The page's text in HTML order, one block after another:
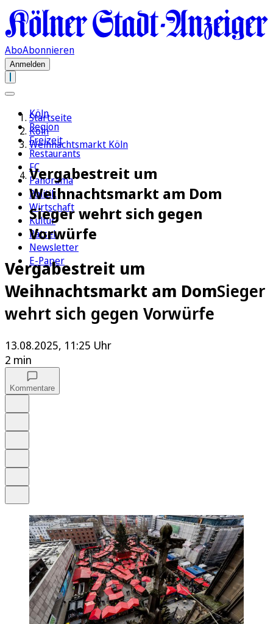
AboAbonnieren
Anmelden
Köln
Region
Freizeit
Restaurants
FC
Panorama
Politik
Wirtschaft
Kultur
Rätsel
Newsletter
E-Paper
Startseite
Köln
Weihnachtsmarkt Köln
Vergabestreit um
Weihnachtsmarkt am Dom
Sieger wehrt sich gegen
Vorwürfe
Vergabestreit um
Weihnachtsmarkt am DomSieger
wehrt sich gegen Vorwürfe
13.08.2025, 11:25 Uhr
2 min
Kommentare